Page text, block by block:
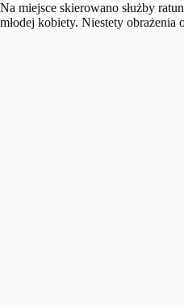
Na miejsce skierowano służby
młodej kobiety. Niestety obrażenia